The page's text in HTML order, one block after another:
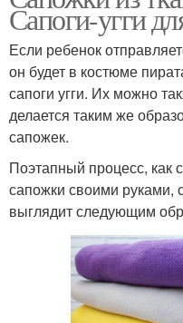
Сапоги-угги
Если ребенок
он будет в костюме
сапоги угги. Их можно
делается таким же
сапожек.
Поэтапный процесс, как
сапожки своими руками,
выглядит следующим